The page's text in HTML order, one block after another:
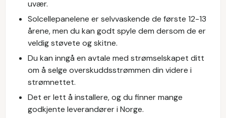
uvær.
Solcellepanelene er selvvaskende de første 12-13
årene, men du kan godt spyle dem dersom de er
veldig støvete og skitne.
Du kan inngå en avtale med strømselskapet ditt
om å selge overskuddsstrømmen din videre i
strømnettet.
Det er lett å installere, og du finner mange
godkjente leverandører i Norge.